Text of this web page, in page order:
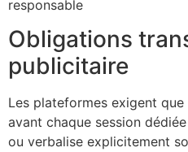
responsable
Obligations
publicitaire
Les plateformes exigent
avant chaque session
ou verbalise explicitement